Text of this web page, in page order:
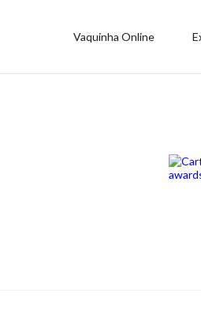
Vaquinha Online